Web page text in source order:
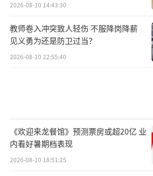
2026-08-10 14:43:30
教师卷入冲突致人轻伤 不服降岗降薪
见义勇为还是防卫过当？
2026-08-10 22:55:40
《欢迎来龙餐馆》预测票房或超20亿 业
内看好暑期档表现
2026-08-10 18:51:25